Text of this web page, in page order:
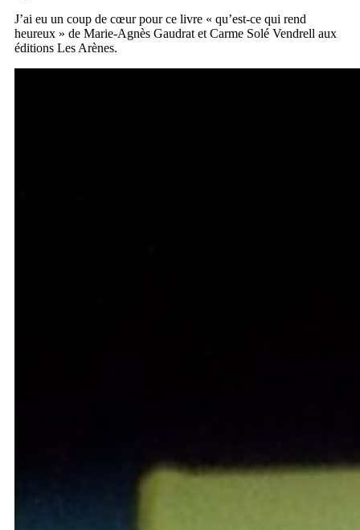
J’ai eu un coup de cœur pour ce livre « qu’est-ce qui rend
heureux » de Marie-Agnès Gaudrat et Carme Solé Vendrell aux
éditions Les Arènes.